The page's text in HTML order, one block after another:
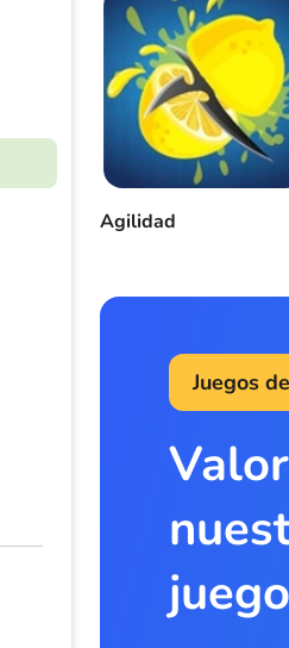
Agilidad
Juegos
juego